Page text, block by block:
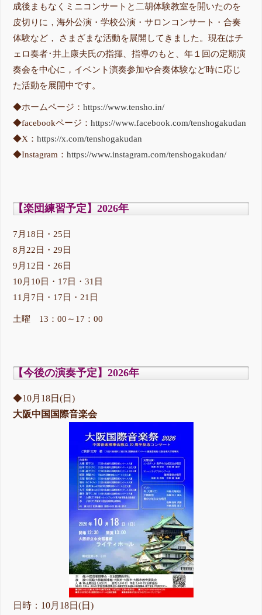
成後まもなくミニコンサートと二胡体験教室を開いたのを
皮切りに，海外公演・学校公演・サロンコンサート・合奏
体験など， さまざまな活動を展開してきました。現在はチ
ェロ奏者･井上康夫氏の指揮、指導のもと、年１回の定期演
奏会を中心に，イベント演奏参加や合奏体験など時に応じ
た活動を展開中です。
◆ホームページ：https://www.tensho.in/
◆facebookページ：https://www.facebook.com/tenshogakudan
◆X：https://x.com/tenshogakudan
◆Instagram：https://www.instagram.com/tenshogakudan/
【楽団練習予定】2026年
7月18日・25日
8月22日・29日
9月12日・26日
10月10日・17日・31日
11月7日・17日・21日
土曜 13：00～17：00
【今後の演奏予定】2026年
◆10月18日(日)
大阪中国国際音楽会
日時：10月18日(日)